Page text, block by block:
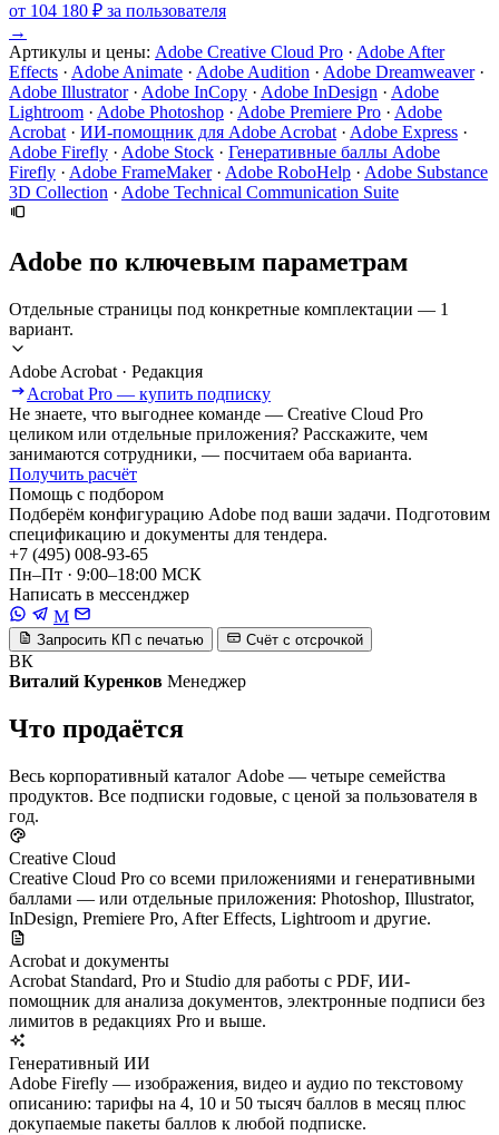
от 104 180 ₽ за пользователя
→
Артикулы и цены: Adobe Creative Cloud Pro · Adobe After
Effects · Adobe Animate · Adobe Audition · Adobe Dreamweaver·
Adobe Illustrator· Adobe InCopy · Adobe InDesign · Adobe
Lightroom · Adobe Photoshop · Adobe Premiere Pro · Adobe
Acrobat · ИИ-помощник для Adobe Acrobat · Adobe Express ·
Adobe Firefly · Adobe Stock · Генеративные баллы Adobe
Firefly · Adobe FrameMaker· Adobe RoboHelp · Adobe Substance
3D Collection · Adobe Technical Communication Suite
Adobe по ключевым параметрам
Отдельные страницы под конкретные комплектации — 1
вариант.
Adobe Acrobat · Редакция
Acrobat Pro — купить подписку
Не знаете, что выгоднее команде — Creative Cloud Pro
целиком или отдельные приложения? Расскажите, чем
занимаются сотрудники, — посчитаем оба варианта.
Получить расчёт
Помощь с подбором
Подберём конфигурацию Adobe под ваши задачи. Подготовим
спецификацию и документы для тендера.
+7 (495) 008-93-65
Пн–Пт · 9:00–18:00 МСК
Написать в мессенджер
M
Запросить КП с печатью Счёт с отсрочкой
ВК
Виталий Куренков Менеджер
Что продаётся
Весь корпоративный каталог Adobe — четыре семейства
продуктов. Все подписки годовые, с ценой за пользователя в
год.
Creative Cloud
Creative Cloud Pro со всеми приложениями и генеративными
баллами — или отдельные приложения: Photoshop, Illustrator,
InDesign, Premiere Pro, After Effects, Lightroom и другие.
Acrobat и документы
Acrobat Standard, Pro и Studio для работы с PDF, ИИ-
помощник для анализа документов, электронные подписи без
лимитов в редакциях Pro и выше.
Генеративный ИИ
Adobe Firefly — изображения, видео и аудио по текстовому
описанию: тарифы на 4, 10 и 50 тысяч баллов в месяц плюс
докупаемые пакеты баллов к любой подписке.